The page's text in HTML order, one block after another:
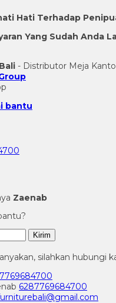
Hati Terhadap
Yang Sudah Anda
- Distributor Meja
bantu
Zaenab
Kirim
silahkan hubungi
6287769684700